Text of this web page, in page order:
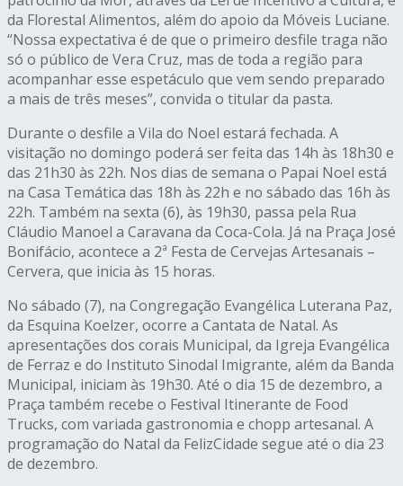
da Florestal Alimentos, além do apoio da Móveis Luciane.
“Nossa expectativa é de que o primeiro desfile traga não
só o público de Vera Cruz, mas de toda a região para
acompanhar esse espetáculo que vem sendo preparado
a mais de três meses”, convida o titular da pasta.
Durante o desfile a Vila do Noel estará fechada. A
visitação no domingo poderá ser feita das 14h às 18h30 e
das 21h30 às 22h. Nos dias de semana o Papai Noel está
na Casa Temática das 18h às 22h e no sábado das 16h às
22h. Também na sexta (6), às 19h30, passa pela Rua
Cláudio Manoel a Caravana da Coca-Cola. Já na Praça José
Bonifácio, acontece a 2ª Festa de Cervejas Artesanais –
Cervera, que inicia às 15 horas.
No sábado (7), na Congregação Evangélica Luterana Paz,
da Esquina Koelzer, ocorre a Cantata de Natal. As
apresentações dos corais Municipal, da Igreja Evangélica
de Ferraz e do Instituto Sinodal Imigrante, além da Banda
Municipal, iniciam às 19h30. Até o dia 15 de dezembro, a
Praça também recebe o Festival Itinerante de Food
Trucks, com variada gastronomia e chopp artesanal. A
programação do Natal da FelizCidade segue até o dia 23
de dezembro.